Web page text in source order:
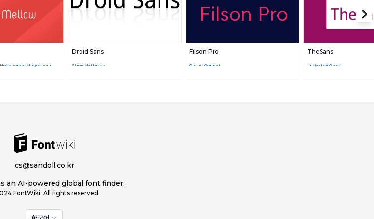
Hahm,Minjoo Ham
Droid Sans
Steve Matteson
Filson Pro
Olivier Gourvat
TheSans
Luc(as) de Groot
cs@sandoll.co.kr
an AI-powered global font finder.
FontWiki. All rights reserved.